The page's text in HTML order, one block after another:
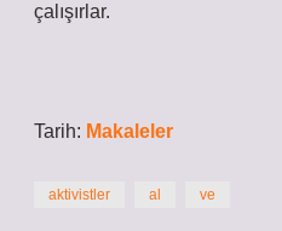
çalışırlar.
Tarih: Makaleler
aktivistler al ve